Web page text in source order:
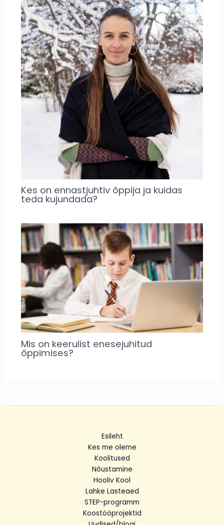
Kes on ennastjuhtiv õppija ja kuidas
teda kujundada?
Mis on keerulist enesejuhitud
õppimises?
Esileht
Kes me oleme
Koolitused
Nõustamine
Hooliv Kool
Lahke Lasteaed
STEP-programm
Koostööprojektid